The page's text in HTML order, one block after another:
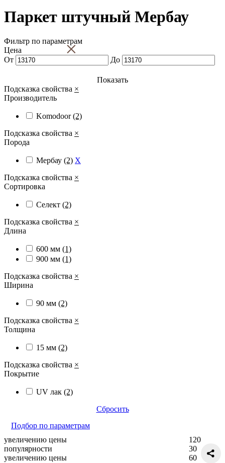
Паркет штучный Мербау
Фильтр по параметрам
×
Цена
От
До
Показать
Подсказка свойства ×
Производитель
Komodoor(2)
Подсказка свойства ×
Порода
Мербау (2) X
Подсказка свойства ×
Сортировка
Селект (2)
Подсказка свойства ×
Длина
600 мм (1)
900 мм (1)
Подсказка свойства ×
Ширина
90 мм (2)
Подсказка свойства ×
Толщина
15 мм (2)
Подсказка свойства ×
Покрытие
UV лак (2)
Сбросить
Подбор по параметрам
увеличению цены
популярности
увеличению цены
120
30
60